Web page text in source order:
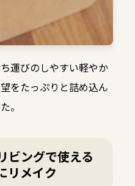
運びのしやすい軽やか
をたっぷりと詰め込ん
。
ビングで使える
リメイク